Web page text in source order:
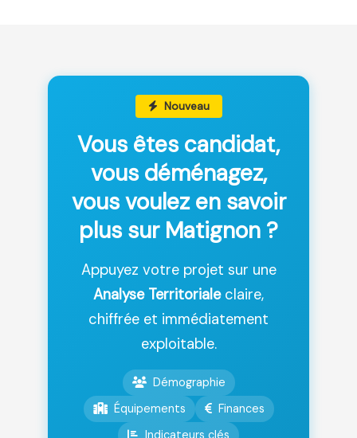
Nouveau
Vous êtes candidat,
vous déménagez,
vous voulez en savoir
plus sur Matignon ?
Appuyez votre projet sur une
Analyse Territorialeclaire,
chiffrée et immédiatement
exploitable.
Démographie
Équipements
Finances
Indicateurs clés